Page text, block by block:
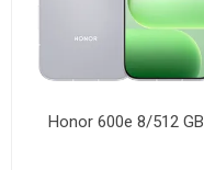
Honor 600e 8/512 GB